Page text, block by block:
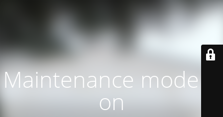
Maintenance mode is
on